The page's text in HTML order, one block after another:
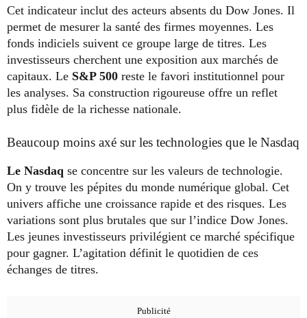
Cet indicateur inclut des acteurs absents du Dow Jones. Il
permet de mesurer la santé des firmes moyennes. Les
fonds indiciels suivent ce groupe large de titres. Les
investisseurs cherchent une exposition aux marchés de
capitaux. Le S&P 500 reste le favori institutionnel pour
les analyses. Sa construction rigoureuse offre un reflet
plus fidèle de la richesse nationale.
Beaucoup moins axé sur les technologies que le Nasdaq
Le Nasdaq se concentre sur les valeurs de technologie.
On y trouve les pépites du monde numérique global. Cet
univers affiche une croissance rapide et des risques. Les
variations sont plus brutales que sur l’indice Dow Jones.
Les jeunes investisseurs privilégient ce marché spécifique
pour gagner. L’agitation définit le quotidien de ces
échanges de titres.